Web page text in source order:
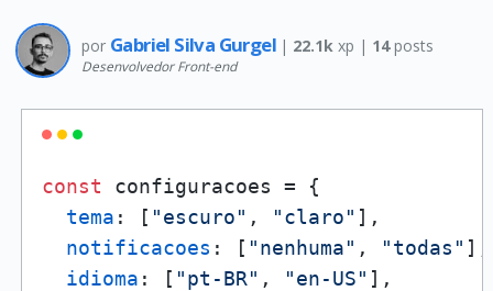
por Gabriel Silva Gurgel | 22.1k xp | 14posts
Desenvolvedor Front-end
const configuracoes = {
tema : [ "escuro" , "claro" ],
notificacoes : [ "nenhuma" , "todas" ],
idioma : [ "pt-BR" , "en-US" ],